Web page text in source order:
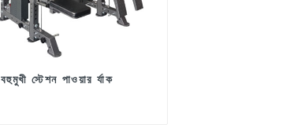
বহুমুখী স্টেশন পাওয়ার র্যাক